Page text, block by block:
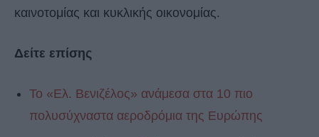
καινοτομίας και κυκλικής οικονομίας.
Δείτε επίσης
Το «Ελ. Βενιζέλος» ανάμεσα στα 10 πιο
πολυσύχναστα αεροδρόμια της Ευρώπης